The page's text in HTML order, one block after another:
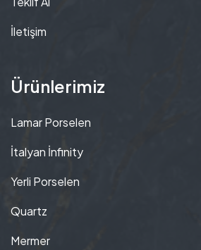
İletişim
Ürünlerimiz
Lamar Porselen
İtalyan İnfinity
Yerli Porselen
Quartz
Mermer